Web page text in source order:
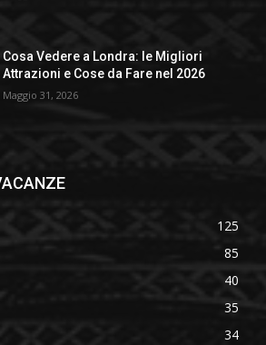
Cosa Vedere a Londra: le Migliori
Attrazioni e Cose da Fare nel 2026
Maggio 31, 2026
125
85
40
35
34